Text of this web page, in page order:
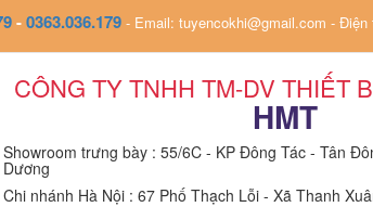
-0363.036.179 - Email: tuyencokhi@gmail.com - Điện
CÔNG TY TNHH TM-DV THIẾT
HMT
Showroom trưng bày : 55/6C - KP Đông Tác - Tân
Dương
Chi nhánh Hà Nội : 67 Phố Thạch Lỗi - Xã Thanh